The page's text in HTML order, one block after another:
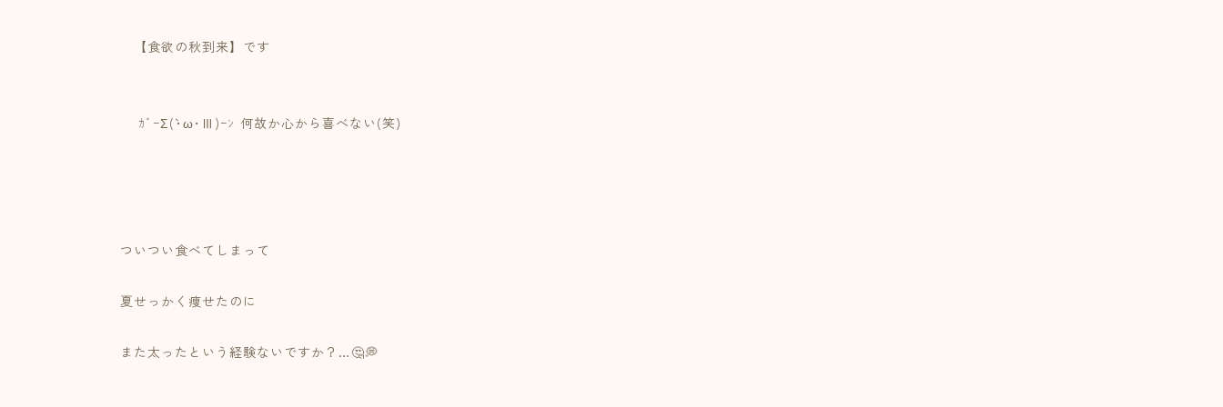
【食欲の秋到来】です⁡
ｶﾞｰΣ(`･ω･Ⅲ)ｰﾝ⁡ 何故か心から喜べない(笑)
ついつい食べてしまって⁡
夏せっかく痩せたのに⁡
また太ったという経験ないですか？…🤔💭⁡